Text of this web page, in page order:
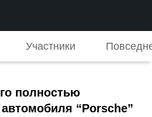
Участники
полностью
автомобиля “Porsche”